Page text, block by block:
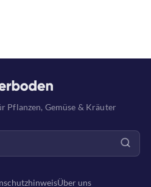
Pflanzen, Gemüse & Kräuter
Über uns